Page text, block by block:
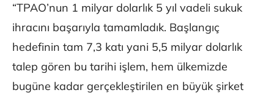
“TPAO’nun 1 milyar dolarlık 5 yıl vadeli sukuk
ihracını başarıyla tamamladık. Başlangıç
hedefinin tam 7,3 katı yani 5,5 milyar dolarlık
talep gören bu tarihi işlem, hem ülkemizde
bugüne kadar gerçekleştirilen en büyük şirket